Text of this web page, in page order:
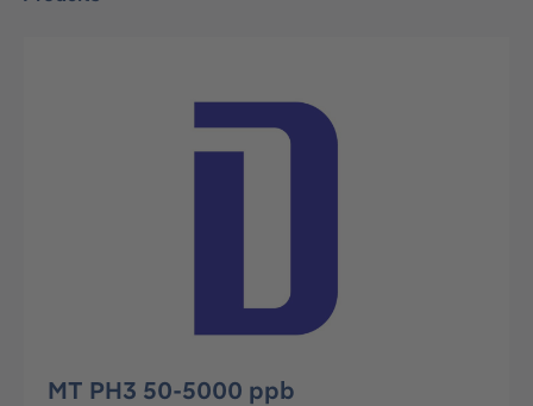
Ignorer la galerie d'images
MT PH3 50-5000 ppb